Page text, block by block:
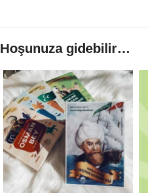
Hoşunuza gidebilir…